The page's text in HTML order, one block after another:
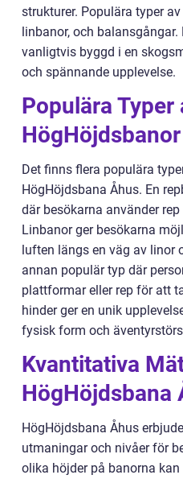
strukturer. Populära typer
linbanor, och
vanligtvis byggd i en
och spännande upplevelse.
Populära Typer
Det finns flera populära
HögHöjdsbana Åhus. En
där besökarna använder
Linbanor ger besökarna
luften längs en väg av linor
annan populär typ där
plattformar eller rep för att
hinder ger en unik
fysisk form och
Kvantitativa
HögHöjdsbana
HögHöjdsbana Åhus
utmaningar och nivåer för
olika höjder på banorna